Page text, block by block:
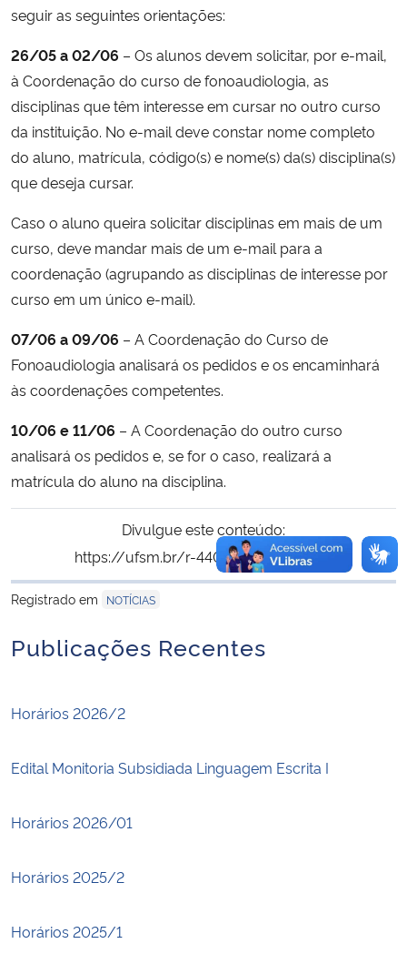
Ministério do Desenvolvimento Regional
Controladoria-Geral da União
Ministério da Mulher, da Família e dos Direitos Humanos
Secretaria-Geral
Gabinete de Segurança Institucional
Advocacia-Geral da União
seguir as seguintes orientações:
26/05 a 02/06 – Os alunos devem solicitar, por e-mail,
à Coordenação do curso de fonoaudiologia, as
disciplinas que têm interesse em cursar no outro curso
da instituição. No e-mail deve constar nome completo
do aluno, matrícula, código(s) e nome(s) da(s) disciplina(s)
que deseja cursar.
Caso o aluno queira solicitar disciplinas em mais de um
curso, deve mandar mais de um e-mail para a
coordenação (agrupando as disciplinas de interesse por
curso em um único e-mail).
07/06 a 09/06 – A Coordenação do Curso de
Fonoaudiologia analisará os pedidos e os encaminhará
às coordenações competentes.
10/06 e 11/06 – A Coordenação do outro curso
analisará os pedidos e, se for o caso, realizará a
matrícula do aluno na disciplina.
Divulgue este conteúdo:
https://ufsm.br/r-440-1239
Copiar
para área de
Registrado em
NOTÍCIAS
Publicações Recentes
Horários 2026/2
Edital Monitoria Subsidiada Linguagem Escrita I
Horários 2026/01
Horários 2025/2
Horários 2025/1